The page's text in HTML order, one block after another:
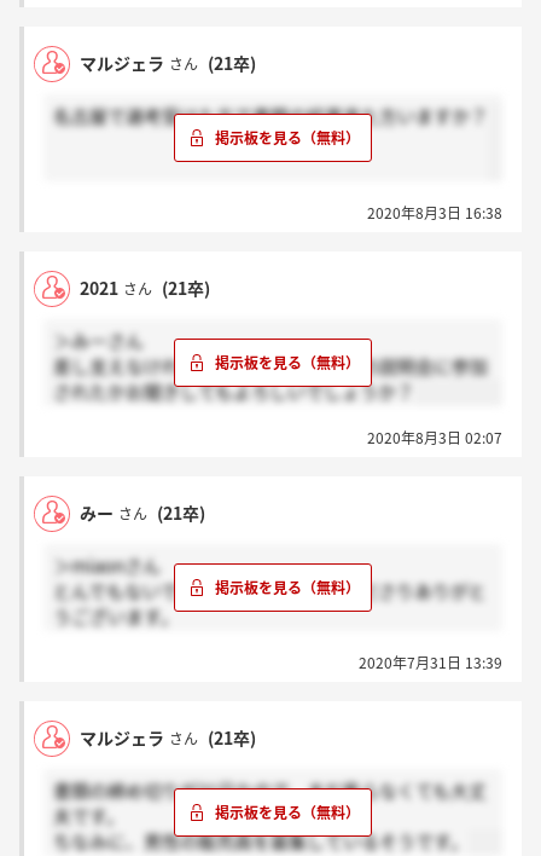
マルジェラ さん (21卒)
名古屋で選考受けた方で書類の結果来た方いますか？
2020年8月3日 16:38
2021 さん (21卒)
＞みーさん
差し支えなければ、どの地区（県）での説明会に参加
されたかお聞きしてもよろしいでしょうか？
2020年8月3日 02:07
みー さん (21卒)
＞miaonさん
とんでもないです！丁寧に返信してくださりありがと
うございます。
思っていたところ、今週の月曜日にダイヤモンド就活
ざいます。長い道ですが、お互いに頑張りましょ
う、、！
2020年7月31日 13:39
マルジェラ さん (21卒)
書類の締め切りが31日なので、まだ焦らなくても大丈
夫です。
ちなみに、男性の販売員を募集しているそうです。